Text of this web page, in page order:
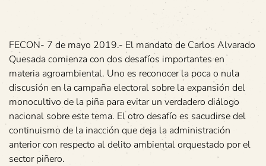
FECON- 7 de mayo 2019.- El mandato de Carlos Alvarado
Quesada comienza con dos desafíos importantes en
materia agroambiental. Uno es reconocer la poca o nula
discusión en la campaña electoral sobre la expansión del
monocultivo de la piña para evitar un verdadero diálogo
nacional sobre este tema. El otro desafío es sacudirse del
continuismo de la inacción que deja la administración
anterior con respecto al delito ambiental orquestado por el
sector piñero.